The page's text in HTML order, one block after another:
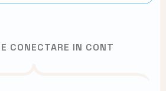
CONECTARE IN CONT